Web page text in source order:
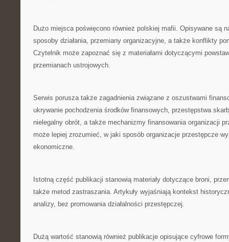
Dużo miejsca poświęcono również polskiej mafii. Opisywane są
sposoby działania, przemiany organizacyjne, a także konflikty
Czytelnik może zapoznać się z materiałami dotyczącymi
przemianach ustrojowych.
Serwis porusza także zagadnienia związane z oszustwami
ukrywanie pochodzenia środków finansowych, przestępstwa
nielegalny obrót, a także mechanizmy finansowania organizacji
może lepiej zrozumieć, w jaki sposób organizacje przestępcze
ekonomiczne.
Istotną część publikacji stanowią materiały dotyczące broni,
także metod zastraszania. Artykuły wyjaśniają kontekst
analizy, bez promowania działalności przestępczej.
Dużą wartość stanowią również publikacje opisujące cyfrowe